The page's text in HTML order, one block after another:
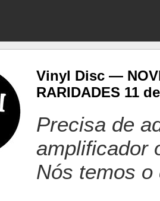
Vinyl Disc —
RARIDADES 11
Precisa de
amplificador
Nós temos o